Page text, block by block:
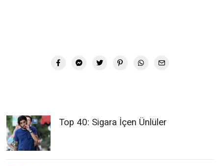
Top 40: Sigara İçen Ünlüler